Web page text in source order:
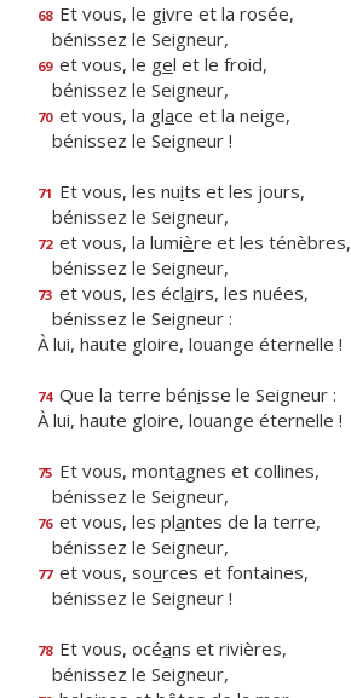
68 Et vous, le givre et la rosée,
bénissez le Seigneur,
69 et vous, le gel et le froid,
bénissez le Seigneur,
70 et vous, la glace et la neige,
bénissez le Seigneur !
71 Et vous, les nuits et les jours,
bénissez le Seigneur,
72 et vous, la lumière et les ténèbres,
bénissez le Seigneur,
73 et vous, les éclairs, les nuées,
bénissez le Seigneur :
À lui, haute gloire, louange éternelle !
74 Que la terre bénisse le Seigneur :
À lui, haute gloire, louange éternelle !
75 Et vous, montagnes et collines,
bénissez le Seigneur,
76 et vous, les plantes de la terre,
bénissez le Seigneur,
77 et vous, sources et fontaines,
bénissez le Seigneur !
78 Et vous, océans et rivières,
bénissez le Seigneur,